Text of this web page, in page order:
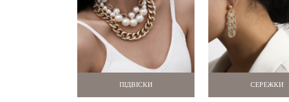
ПІДВІСКИ СЕРЕЖКИ